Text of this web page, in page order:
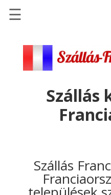
Szállások
Repülőjegy
Discover
Cars
Transzfer
☰
Szállás
Szállás